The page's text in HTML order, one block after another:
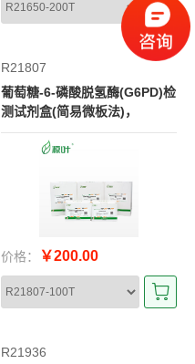
R21807
葡萄糖-6-磷酸脱氢酶(G6PD)检
测试剂盒(简易微板法)，
价格： ￥200.00
R21936